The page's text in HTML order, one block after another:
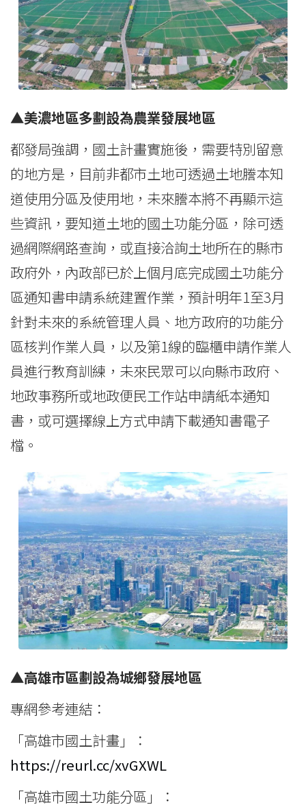
▲美濃地區多劃設為農業發展地區
都發局強調，國土計畫實施後，需要特別留意
的地方是，目前非都市土地可透過土地謄本知
道使用分區及使用地，未來謄本將不再顯示這
些資訊，要知道土地的國土功能分區，除可透
過網際網路查詢，或直接洽詢土地所在的縣市
政府外，內政部已於上個月底完成國土功能分
區通知書申請系統建置作業，預計明年1至3月
針對未來的系統管理人員、地方政府的功能分
區核判作業人員，以及第1線的臨櫃申請作業人
員進行教育訓練，未來民眾可以向縣市政府、
地政事務所或地政便民工作站申請紙本通知
書，或可選擇線上方式申請下載通知書電子
檔。
▲高雄市區劃設為城鄉發展地區
專網參考連結：
「高雄市國土計畫」：
https://reurl.cc/xvGXWL
「高雄市國土功能分區」：